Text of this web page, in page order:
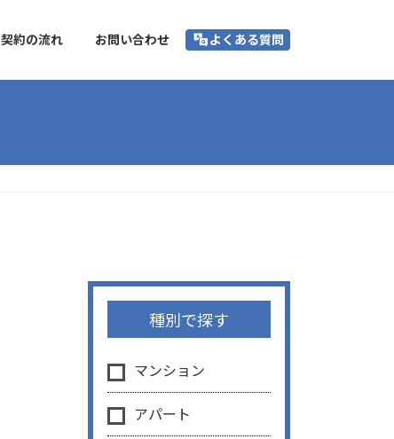
契約の流れ お問い合わせ よくある質問
種別で探す
マンション
アパート